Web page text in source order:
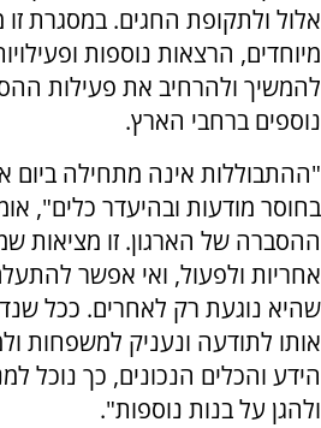
אלול ולתקופת החגים. במסגרת
מיוחדים, הרצאות נוספות
להמשיך ולהרחיב את פעילות
נוספים ברחבי הארץ.
"ההתבוללות אינה מתחילה ביום
בחוסר מודעות ובהיעדר כלים",
ההסברה של הארגון. זו מציאות
אחריות ולפעול, ואי אפשר
שהיא נוגעת רק לאחרים. ככל
אותו לתודעה ונעניק למשפחות
הידע והכלים הנכונים, כך נוכל
ולהגן על בנות נוספות".